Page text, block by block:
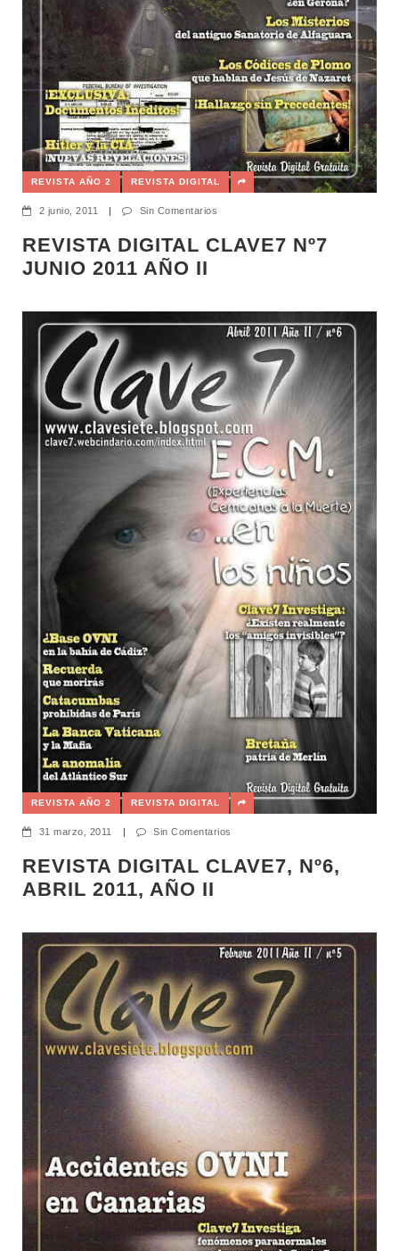
REVISTA AÑO 2 REVISTA DIGITAL
2 junio, 2011 Sin Comentarios
REVISTA DIGITAL CLAVE7 Nº7
JUNIO 2011 AÑO II
REVISTA AÑO 2 REVISTA DIGITAL
31 marzo, 2011 | Sin Comentarios
REVISTA DIGITAL CLAVE7, Nº6,
ABRIL 2011, AÑO II